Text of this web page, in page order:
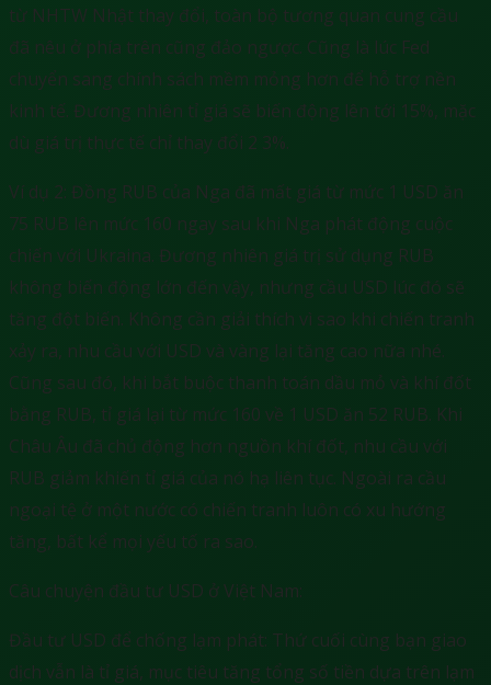
từ NHTW Nhật thay đổi, toàn bộ tương quan cung cầu
đã nêu ở phía trên cũng đảo ngược. Cũng là lúc Fed
chuyển sang chính sách mềm mỏng hơn để hỗ trợ nền
kinh tế. Đương nhiên tỉ giá sẽ biến động lên tới 15%, mặc
dù giá trị thực tế chỉ thay đổi 2 3%.
Ví dụ 2: Đồng RUB của Nga đã mất giá từ mức 1 USD ăn
75 RUB lên mức 160 ngay sau khi Nga phát động cuộc
chiến với Ukraina. Đương nhiên giá trị sử dụng RUB
không biến động lớn đến vậy, nhưng cầu USD lúc đó sẽ
tăng đột biến. Không cần giải thích vì sao khi chiến tranh
xảy ra, nhu cầu với USD và vàng lại tăng cao nữa nhé.
Cũng sau đó, khi bắt buộc thanh toán dầu mỏ và khí đốt
bằng RUB, tỉ giá lại từ mức 160 về 1 USD ăn 52 RUB. Khi
Châu Âu đã chủ động hơn nguồn khí đốt, nhu cầu với
RUB giảm khiến tỉ giá của nó hạ liên tục. Ngoài ra cầu
ngoại tệ ở một nước có chiến tranh luôn có xu hướng
tăng, bất kể mọi yếu tố ra sao.
Câu chuyện đầu tư USD ở Việt Nam:
Đầu tư USD để chống lạm phát: Thứ cuối cùng bạn giao
dịch vẫn là tỉ giá, mục tiêu tăng tổng số tiền dựa trên lạm